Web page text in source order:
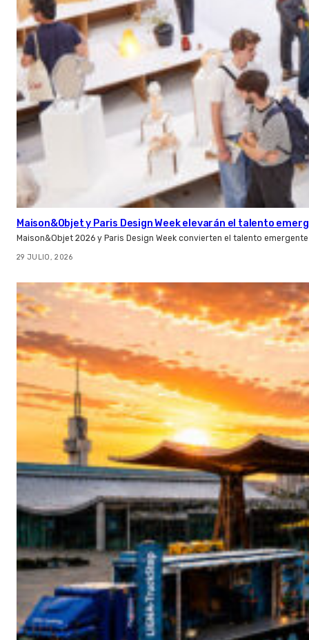
Maison&Objet y Paris Design Week elevarán el talento
Maison&Objet 2026 y Paris Design Week convierten el talento
29 JULIO, 2026